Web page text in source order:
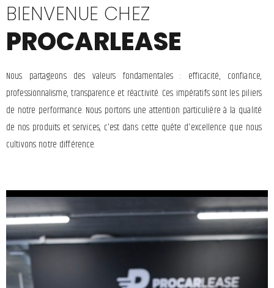
BIENVENUE CHEZ
PROCARLEASE
Nous partageons des valeurs fondamentales : efficacité, confiance,
professionnalisme, transparence et réactivité. Ces impératifs sont les piliers
de notre performance. Nous portons une attention particulière à la qualité
de nos produits et services, c'est dans cette quête d'excellence que nous
cultivons notre différence.